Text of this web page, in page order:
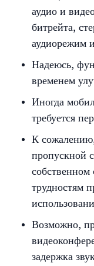
аудио и
битрейта,
аудиорежим
Надеюсь,
временем
Иногда
требуется
К
пропускной
собственном
трудностям
Возможно,
задержка